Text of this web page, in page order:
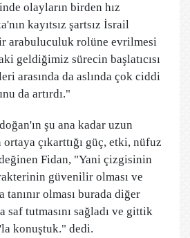
olayların birden hız
kayıtsız şartsız İsrail
arabuluculuk rolüne evrilmesi
geldiğimiz sürecin başlatıcısı
arasında da aslında çok ciddi
da artırdı."
şu ana kadar uzun
çıkarttığı güç, etki, nüfuz
Fidan, "Yani çizgisinin
güvenilir olması ve
olması burada diğer
saf tutmasını sağladı ve gittik
konuştuk." dedi.